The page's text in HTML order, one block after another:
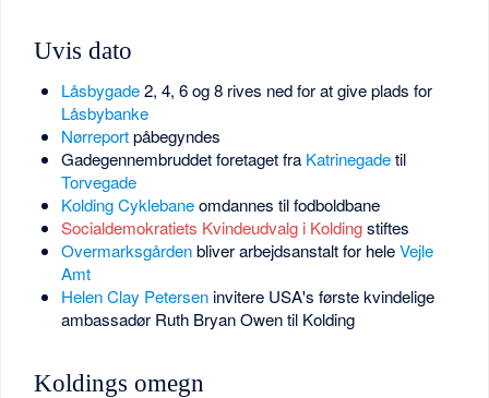
Uvis dato
Låsbygade2, 4, 6 og 8 rives ned for at give plads for
Låsbybanke
Nørreportpåbegyndes
Gadegennembruddet foretaget fra Katrinegadetil
Torvegade
Kolding Cyklebaneomdannes til fodboldbane
Socialdemokratiets Kvindeudvalg i Koldingstiftes
Overmarksgårdenbliver arbejdsanstalt for heleVejle
Amt
Helen Clay Peterseninvitere USA's første kvindelige
ambassadør Ruth Bryan Owen til Kolding
Koldings omegn